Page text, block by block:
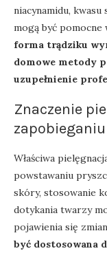
niacynamidu,
mogą być pomocne
forma trądziku
domowe metody
uzupełnienie
Znaczenie
Właściwa
powstawaniu
skóry, stosowanie
dotykania twarzy
pojawienia się
być dostosowana